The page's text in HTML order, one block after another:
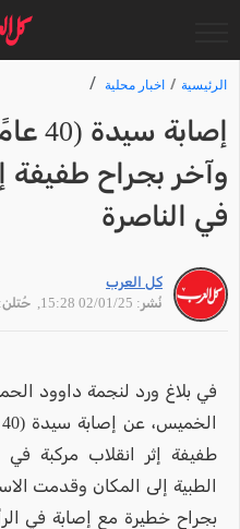
الرئيسية اخبار محلية
وآخر بجراح طفيفة
في الناصرة
كل العرب
نُشر: 02/01/25 15:28
, حُتلن: 05:23
طفيفة إثر انقلاب مركبة
بجراح خطيرة مع إصابة في